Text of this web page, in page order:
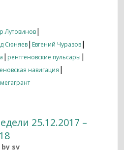
фундаментальной и
рентгеновской
открывается в ИКИ РАН
Лутовинов|
Сюняев| Евгений Чуразов|
| рентгеновские пульсары |
навигация |
мегагрант
25.12.2017 –
sv